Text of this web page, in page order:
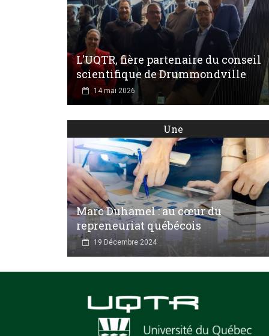
L'UQTR, fière partenaire du conseil
scientifique de Drummondville
14 mai 2026
Une
Marc Duhamel : au cœur du
repreneuriat québécois
19 Décembre 2024